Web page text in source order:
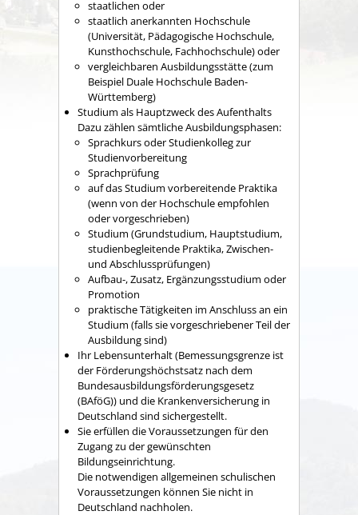
staatlichen oder
staatlich anerkannten Hochschule
(Universität, Pädagogische Hochschule,
Kunsthochschule, Fachhochschule)oder
vergleichbaren Ausbildungsstätte(zum
Beispiel Duale Hochschule Baden-
Württemberg)
Studium als Hauptzweck des Aufenthalts
Dazu zählen sämtliche Ausbildungsphasen:
Sprachkurs oder Studienkolleg zur
Studienvorbereitung
Sprachprüfung
auf das Studium vorbereitende Praktika
(wenn von der Hochschule empfohlen
oder vorgeschrieben)
Studium (Grundstudium, Hauptstudium,
studienbegleitende Praktika, Zwischen-
und Abschlussprüfungen)
Aufbau-, Zusatz, Ergänzungsstudium oder
Promotion
praktische Tätigkeiten im Anschluss an ein
Studium (falls sie vorgeschriebener Teil der
Ausbildung sind)
Ihr Lebensunterhalt(Bemessungsgrenze ist
der Förderungshöchstsatz nach dem
Bundesausbildungsförderungsgesetz
(BAföG)) und die Krankenversicherung in
Deutschland sind sichergestellt.
Sie erfüllen die Voraussetzungen für den
Zugang zu der gewünschten
Bildungseinrichtung.
Die notwendigen allgemeinen schulischen
Voraussetzungen können Sie nicht in
Deutschland nachholen.